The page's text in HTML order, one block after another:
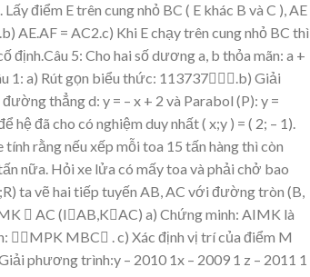
Lấy điểm E trên cung nhỏ BC ( E khác B và C ), AE
AE.AF = AC2.c) Khi Echạytrên cungnhỏ BC thì
định.Câu 5: Cho hai số dươnga, b thỏa mãn: a +
1: a) Rút gọn biểu thức: 113737.b) Giải
đườngthẳngd: y = – x + 2 và Parabol (P): y =
hệ đã cho có nghiệm duy nhất ( x;y ) = ( 2; – 1).
tính rằngnếu xếp mỗi toa 15 tấn hàngthìcòn
nữa. Hỏi xe lửa có mấytoa và phải chở bao
ta vẽ hai tiếp tuyến AB, AC với đường tròn (B,
 AC (IAB,KAC) a) Chứng minh: AIMK là
MPK MBC .c) Xác định vị trícủa điểm M
phương trình:y – 2010 1x – 2009 1 z – 2011 1